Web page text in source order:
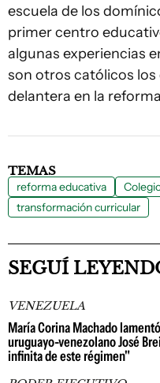
escuela de los
primer centro
algunas experiencias
son otros católicos
delantera en la
TEMAS
reforma educativa
transformación curricular
SEGUÍ
VENEZUELA
María Corina Machado
uruguayo-venezolano José
infinita de este régimen"